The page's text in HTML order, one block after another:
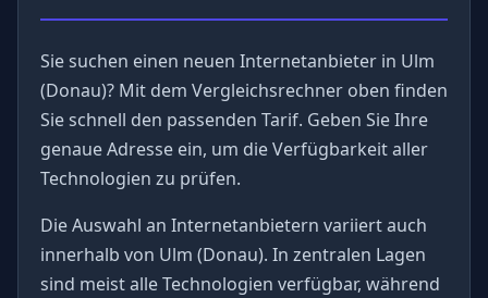
Sie suchen einen neuen Internetanbieter in Ulm
(Donau)? Mit dem Vergleichsrechner oben finden
Sie schnell den passenden Tarif. Geben Sie Ihre
genaue Adresse ein, um die Verfügbarkeit aller
Technologien zu prüfen.
Die Auswahl an Internetanbietern variiert auch
innerhalb von Ulm (Donau). In zentralen Lagen
sind meist alle Technologien verfügbar, während